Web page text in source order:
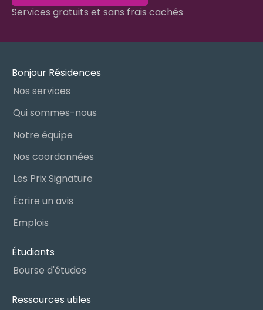
Services gratuits et sans frais cachés
Bonjour Résidences
Nos services
Qui sommes-nous
Notre équipe
Nos coordonnées
Les Prix Signature
Écrire un avis
Emplois
Étudiants
Bourse d'études
Ressources utiles